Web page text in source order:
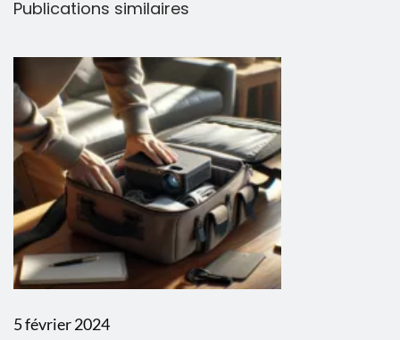
x
s
v
i
é
o
p
r
o
j
Publications similaires
5 février 2024